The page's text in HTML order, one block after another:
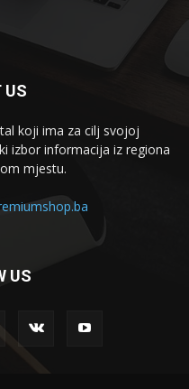
US
koji ima za cilj svojoj
izbor informacija iz regiona
mjestu.
US